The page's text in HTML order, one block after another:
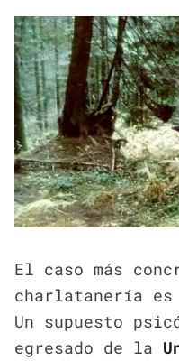
El caso más
charlatanería
Un supuesto
egresado de la